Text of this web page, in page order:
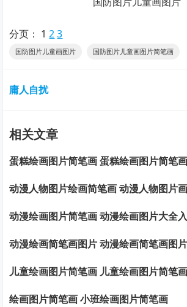
分页： 1 2 3
国防图片儿童画图片 国防图片儿童画图片简笔画
庸人自扰
相关文章
蛋糕绘画图片简笔画 蛋糕绘画图片简笔
动漫人物图片绘画简笔画 动漫人物图片
动漫绘画图片简笔画 动漫绘画图片大全
动漫绘画简笔画图片 动漫绘画简笔画图
儿童绘画图片简笔画 儿童绘画图片简笔
绘画图片简笔画 小班绘画图片简笔画